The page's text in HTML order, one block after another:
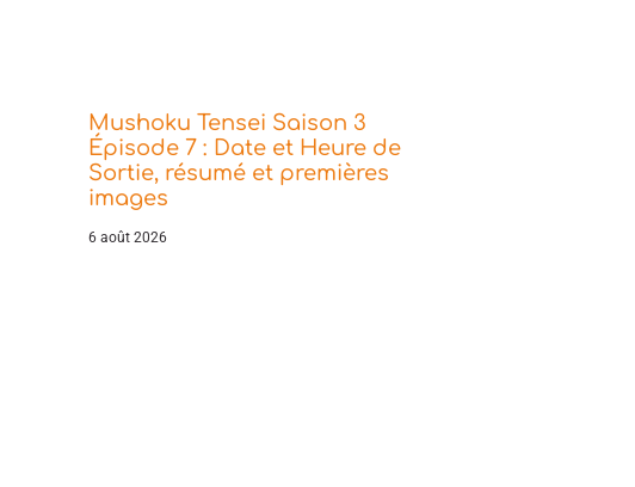
Mushoku Tensei Saison 3
Épisode 7 : Date et Heure de
Sortie, résumé et premières
images
6 août 2026